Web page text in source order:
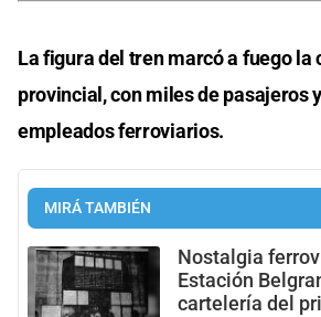
La figura del tren marcó a fuego la
provincial, con miles de pasajeros
empleados ferroviarios.
MIRÁ TAMBIÉN
Nostalgia
Estación
cartelería del